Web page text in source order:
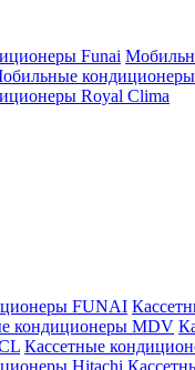
Funai
кондиционеры
Royal Clima
FUNAI
кондиционеры MDV
Кассетные
Hitachi